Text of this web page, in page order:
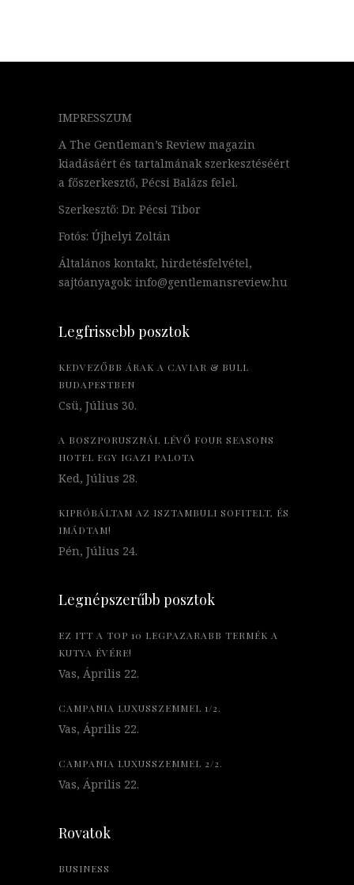
IMPRESSZUM
A The Gentleman’s Review magazin
kiadásáért és tartalmának szerkesztéséért
a főszerkesztő, Pécsi Balázs felel.
Szerkesztő: Dr. Pécsi Tibor
Fotós: Újhelyi Zoltán
Általános kontakt, hirdetésfelvétel,
sajtóanyagok: info@gentlemansreview.hu
Legfrissebb posztok
KEDVEZŐBB ÁRAK A CAVIAR & BULL
BUDAPESTBEN
Csü, Július 30.
A BOSZPORUSZNÁL LÉVŐ FOUR SEASONS
HOTEL EGY IGAZI PALOTA
Ked, Július 28.
KIPRÓBÁLTAM AZ ISZTAMBULI SOFITELT, ÉS
IMÁDTAM!
Pén, Július 24.
Legnépszerűbb posztok
EZ ITT A TOP 10 LEGPAZARABB TERMÉK A
KUTYA ÉVÉRE!
Vas, Április 22.
CAMPANIA LUXUSSZEMMEL 1/2.
Vas, Április 22.
CAMPANIA LUXUSSZEMMEL 2/2.
Vas, Április 22.
Rovatok
BUSINESS